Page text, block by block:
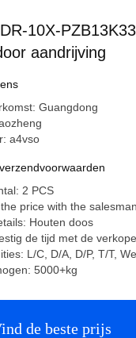
10X-
aandrijving
Guangdong
a4vso
2 PCS
price with the salesman
Houten doos
de tijd met de
L/C, D/A, D/P, T/T,
5000+kg
de beste prijs